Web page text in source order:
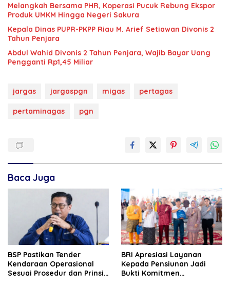
Melangkah Bersama PHR, Koperasi Pucuk Rebung Ekspor
Produk UMKM Hingga Negeri Sakura
Kepala Dinas PUPR-PKPP Riau M. Arief Setiawan Divonis 2
Tahun Penjara
‎‎Abdul Wahid Divonis 2 Tahun Penjara, Wajib Bayar Uang
Pengganti Rp1,45 Miliar
jargas jargaspgn migas pertagas
pertaminagas pgn
Baca Juga
BSP Pastikan Tender
Kendaraan Operasional
Sesuai Prosedur dan Prinsip
BRI Apresiasi Layanan
Kepada Pensiunan Jadi
Bukti Komitmen